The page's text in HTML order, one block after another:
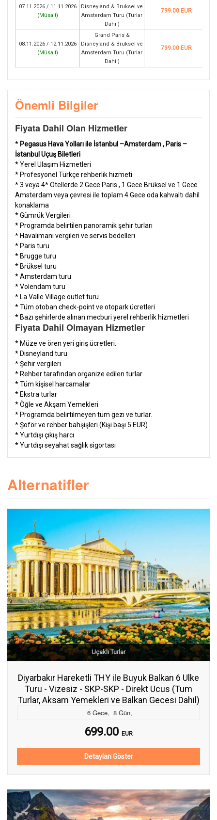
07.11.2026 / 11.11.2026
(Müsait)
Disneyland & Bruksel ve
Amsterdam Turu (Turlar
Dahil)
799.00 EUR
08.11.2026 / 12.11.2026
(Müsait)
Grand Paris &
Disneyland & Bruksel ve
Amsterdam Turu (Turlar
Dahil)
799.00 EUR
Önemli Bilgiler
Fiyata Dahil Olan Hizmetler
* Pegasus Hava Yolları ile İstanbul –Amsterdam , Paris –
İstanbul Uçuş Biletleri
* Yerel Ulaşım Hizmetleri
* Profesyonel Türkçe rehberlik hizmeti
* 3 veya 4* Otellerde 2 Gece Paris , 1 Gece Brüksel ve 1 Gece
Amsterdam veya çevresi ile toplam 4 Gece oda kahvaltı dahil
konaklama
* Gümrük Vergileri
* Programda belirtilen panoramik şehir turları
* Havalimanı vergileri ve servis bedelleri
* Paris turu
* Brugge turu
* Brüksel turu
* Amsterdam turu
*Volendam turu
* La Valle Village outlet turu
* Tüm otoban check-point ve otopark ücretleri
* Bazı şehirlerde alınan mecburi yerel rehberlik hizmetleri
Fiyata Dahil Olmayan Hizmetler
* Müze ve ören yeri giriş ücretleri.
* Disneyland turu
* Şehir vergileri
* Rehber tarafından organize edilen turlar
* Tüm kişisel harcamalar
* Ekstra turlar
* Öğle ve Akşam Yemekleri
* Programda belirtilmeyen tüm gezi ve turlar.
* Şoför ve rehber bahşişleri (Kişi başı 5 EUR)
* Yurtdışı çıkış harcı
* Yurtdışı seyahat sağlık sigortası
Alternatifler
Uçaklı Turlar
Diyarbakır Hareketli THY ile Buyuk Balkan 6 Ulke
Turu - Vizesiz - SKP-SKP - Direkt Ucus (Tum
Turlar, Aksam Yemekleri ve Balkan Gecesi Dahil)
6 Gece, 8 Gün,
699.00 EUR
Detayları Göster